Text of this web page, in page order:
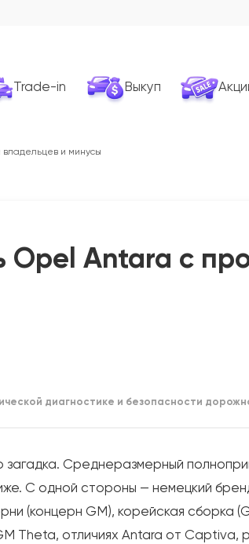
Trade-in Выкуп
владельцев и минусы
Opel Antara с
диагностике и безопасности
загадка. Среднеразмерный
С одной стороны — немецкий
(концерн GM), корейская
Theta, отличиях Antara от Captiva,